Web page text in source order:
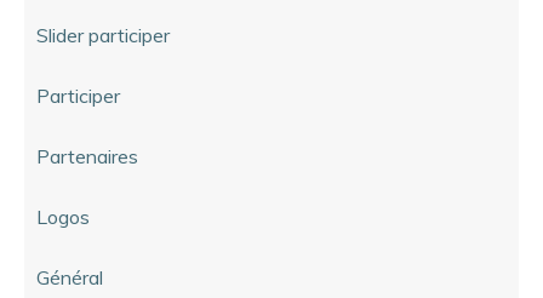
Slider participer
Participer
Partenaires
Logos
Général